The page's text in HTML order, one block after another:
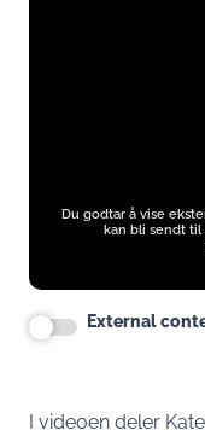
Du godtar å vise
kan bli sendt
External
I videoen deler